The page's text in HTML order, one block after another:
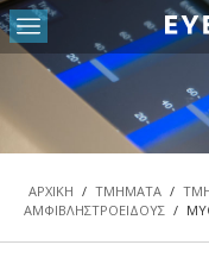
ΑΡΧΙΚΗ
Η ΜΟΝΑΔΑ ΜΑΣ
ΤΜΗΜΑ ΔΙΑΘΛΑΣΤΙΚΗΣ
ΜΥΩΠΙΑΣ
ΑΡΧΙΚΗ / ΤΜΗΜΑΤΑ /
ΑΜΦΙΒΛΗΣΤΡΟΕΙΔΟΥΣ /